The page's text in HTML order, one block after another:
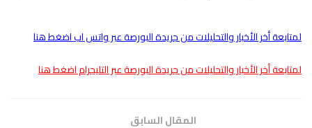
لمتابعة أخر الأخبار والتحليلات من جريدة البورصة عبر واتس اب اضغط هنا
لمتابعة أخر الأخبار والتحليلات من جريدة البورصة عبر التليجرام اضغط هنا
المقال السابق